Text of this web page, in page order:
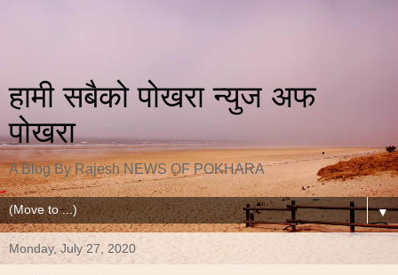
हामी सबैको पोखरा न्युज अफ
पोखरा
A Blog By Rajesh NEWS OF POKHARA
▼
Monday, July 27, 2020